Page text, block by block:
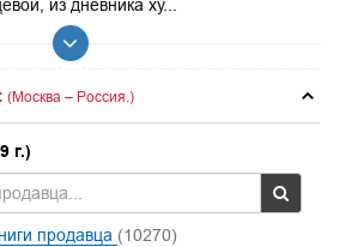
из дневника ху...
(Москва – Россия.)
г.)
продавца (10270)